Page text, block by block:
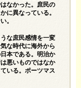
なかった。庶民の
に異なっている。
。
な庶民感情を一変
な時代に海外から
本である。明治か
悪いものではなか
いる。ポーツマス